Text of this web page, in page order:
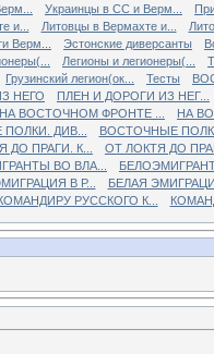
Украинцы в СС и Верм...
и... Литовцы в Вермахте и...
Верм... Эстонские диверсанты
Легионы и легионеры(...
Грузинский легион(ок... Тесты
НЕГО
ПЛЕН И ДОРОГИ ИЗ НЕГ...
НА ВОСТОЧНОМ ФРОНТЕ ...
НА
ДИВ...
ВОСТОЧНЫЕ
ДО ПРАГИ. К...
ОТ ЛОКТЯ ДО
ВО ВЛА...
В Р...
БЕЛАЯ
КОМАНДИРУ РУССКОГО К...